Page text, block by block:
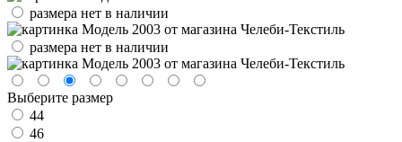
размера нет в наличии
размера нет в наличии
Выберите размер
44
46